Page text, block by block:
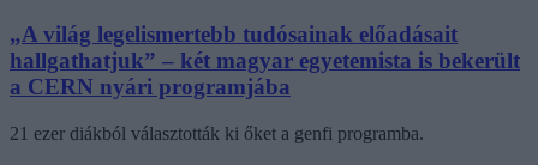
„A világ legelismertebb tudósainak előadásait
hallgathatjuk” – két magyar egyetemista is bekerült
a CERN nyári programjába
21 ezer diákból választották ki őket a genfi programba.